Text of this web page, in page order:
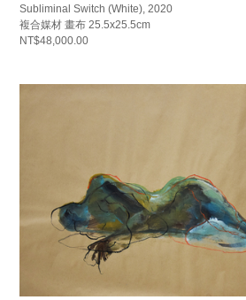
Subliminal Switch (White), 2020
複合媒材 畫布 25.5x25.5cm
NT$48,000.00